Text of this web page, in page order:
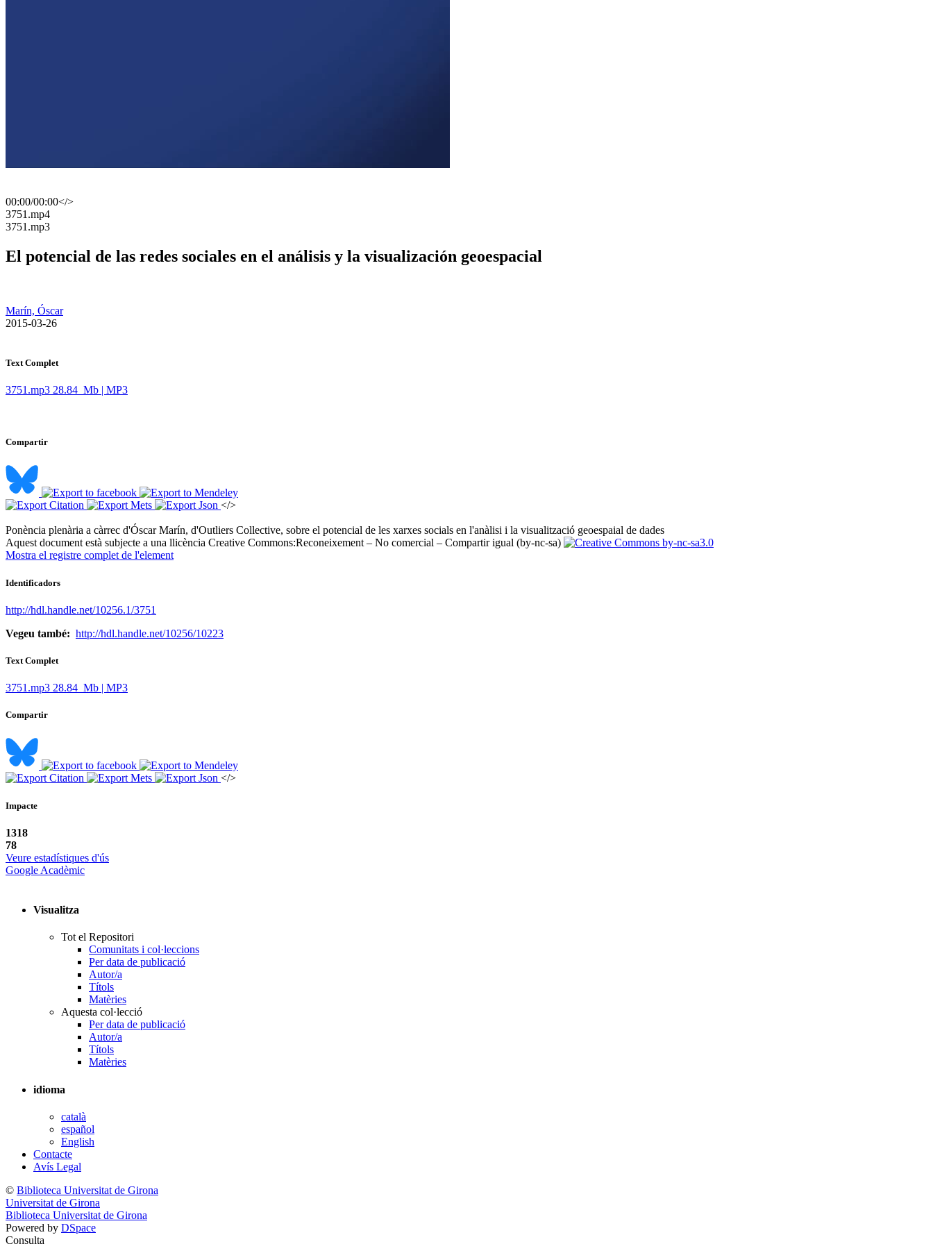
00:00/00:00</>
​3751.mp4
​3751.mp3
El potencial de las redes sociales en el análisis y la visualización geoespacial
Marín, Óscar
​ 2015-03-26
Text Complet
3751.mp3 28.84 Mb | MP3
Compartir
</>
Ponència plenària a càrrec d'Óscar Marín, d'Outliers Collective, sobre el potencial de les xarxes socials en l'anàlisi i la visualització geoespaial de dades ​
Aquest document està subjecte a una llicència Creative Commons:Reconeixement – No comercial – Compartir igual (by-nc-sa)
Mostra el registre complet de l'element
Identificadors
http://hdl.handle.net/10256.1/3751
Vegeu també: http://hdl.handle.net/10256/10223
Text Complet
3751.mp3 28.84 Mb | MP3
Compartir
</>
Impacte
1318
78
Veure estadístiques d'ús
Google Acadèmic
Visualitza
Tot el Repositori
Comunitats i col·leccions
Per data de publicació
Autor/a
Títols
Matèries
Aquesta col·lecció
Per data de publicació
Autor/a
Títols
Matèries
idioma
català
español
English
Contacte
Avís Legal
© Biblioteca Universitat de Girona
Universitat de Girona
Biblioteca Universitat de Girona
Powered by DSpace
Consulta